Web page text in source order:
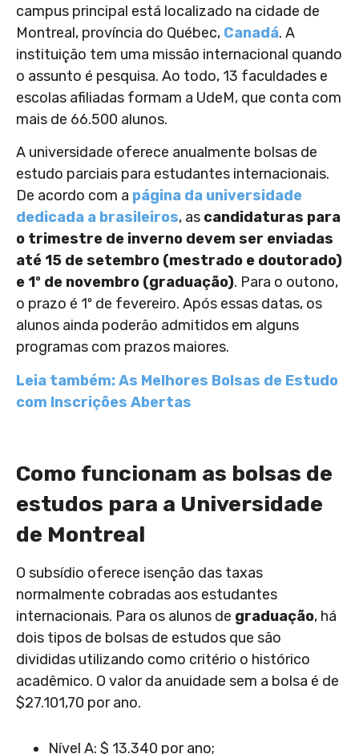
campus principal está localizado na cidade de
Montreal, província do Québec, Canadá. A
instituição tem uma missão internacional quando
o assunto é pesquisa. Ao todo, 13 faculdades e
escolas afiliadas formam a UdeM, que conta com
mais de 66.500 alunos.
A universidade oferece anualmente bolsas de
estudo parciais para estudantes internacionais.
De acordo com a página da universidade
dedicada a brasileiros, as candidaturas para
o trimestre de inverno devem ser enviadas
até 15 de setembro (mestrado e doutorado)
e 1º de novembro (graduação). Para o outono,
o prazo é 1º de fevereiro. Após essas datas, os
alunos ainda poderão admitidos em alguns
programas com prazos maiores.
Leia também: As Melhores Bolsas de Estudo
com Inscrições Abertas
Como funcionam as bolsas de
estudos para a Universidade
de Montreal
O subsídio oferece isenção das taxas
normalmente cobradas aos estudantes
internacionais. Para os alunos de graduação, há
dois tipos de bolsas de estudos que são
divididas utilizando como critério o histórico
acadêmico. O valor da anuidade sem a bolsa é de
$27.101,70 por ano.
Nível A: $ 13.340 por ano;